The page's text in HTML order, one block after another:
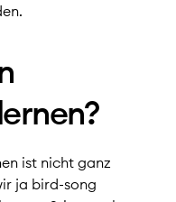
ist nicht ganz
ja bird-song